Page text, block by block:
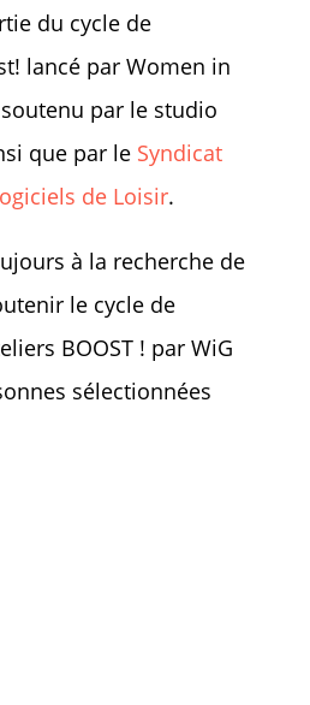
du cycle de
lancé par Women in
par le studio
que par le Syndicat
de Loisir.
à la recherche de
le cycle de
BOOST ! par WiG
sélectionnées